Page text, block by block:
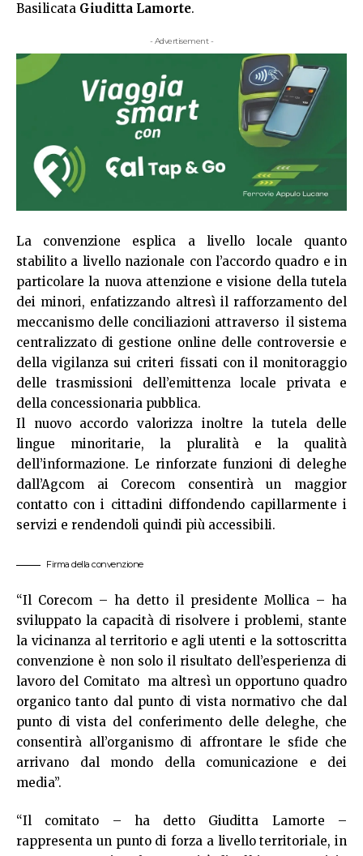
Basilicata Giuditta Lamorte.
- Advertisement -
La convenzione esplica a livello locale quanto
stabilito a livello nazionale con l’accordo quadro e in
particolare la nuova attenzione e visione della tutela
dei minori, enfatizzando altresì il rafforzamento del
meccanismo delle conciliazioni attraverso il sistema
centralizzato di gestione online delle controversie e
della vigilanza sui criteri fissati con il monitoraggio
delle trasmissioni dell’emittenza locale privata e
della concessionaria pubblica.
Il nuovo accordo valorizza inoltre la tutela delle
lingue minoritarie, la pluralità e la qualità
dell’informazione. Le rinforzate funzioni di deleghe
dall’Agcom ai Corecom consentirà un maggior
contatto con i cittadini diffondendo capillarmente i
servizi e rendendoli quindi più accessibili.
Firma della convenzione
“Il Corecom – ha detto il presidente Mollica – ha
sviluppato la capacità di risolvere i problemi, stante
la vicinanza al territorio e agli utenti e la sottoscritta
convenzione è non solo il risultato dell’esperienza di
lavoro del Comitato ma altresì un opportuno quadro
organico tanto dal punto di vista normativo che dal
punto di vista del conferimento delle deleghe, che
consentirà all’organismo di affrontare le sfide che
arrivano dal mondo della comunicazione e dei
media”.
“Il comitato – ha detto Giuditta Lamorte –
rappresenta un punto di forza a livello territoriale, in